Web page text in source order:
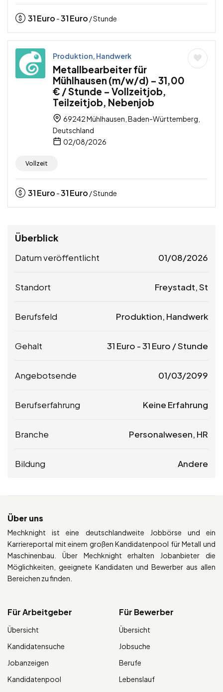
31Euro -31Euro / Stunde
Produktion, Handwerk
Metallbearbeiter für
Mühlhausen (m/w/d) – 31,00
€ / Stunde – Vollzeitjob,
Teilzeitjob, Nebenjob
69242 Mühlhausen, Baden-Württemberg,
Deutschland
02/08/2026
Vollzeit
31Euro -31Euro / Stunde
Überblick
Datum veröffentlicht 01/08/2026
Standort Freystadt, St
Berufsfeld Produktion, Handwerk
Gehalt 31 Euro -31 Euro / Stunde
Angebotsende 01/03/2099
Berufserfahrung Keine Erfahrung
Branche Personalwesen, HR
Bildung Andere
Über uns
Mechknight ist eine deutschlandweite Jobbörse und ein
Karriereportal mit einem großen Kandidatenpool für Metall und
Maschinenbau. Über Mechknight erhalten Jobanbieter die
Möglichkeiten, geeignete Kandidaten und Bewerber aus allen
Bereichen zu finden.
Für Arbeitgeber
Übersicht
Kandidatensuche
Jobanzeigen
Kandidatenpool
Für Bewerber
Übersicht
Jobsuche
Berufe
Lebenslauf